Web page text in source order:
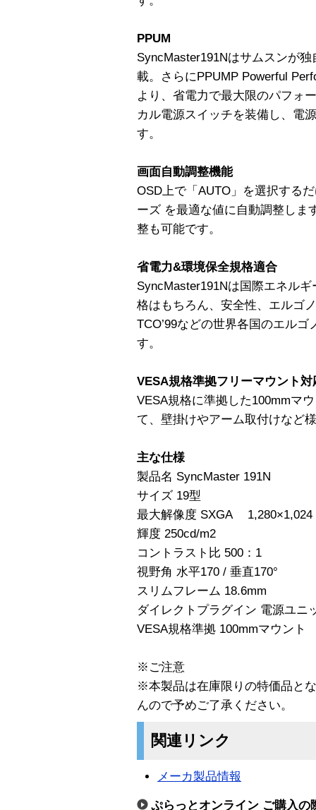
PPUM
SyncMaster191Nはサムスンが
載。さらにPPUMP Powerful
より、省電力で最大限のパフォ
カル電源スイッチを装備し、電
す。
画面自動調整機能
OSD上で「AUTO」を選択する
ーズ を最適な値に自動調整しま
整も可能です。
省電力&環境保全規格適合
SyncMaster191Nは国際エネル
格はもちろん、安全性、エルゴ
TCO’99などの世界各国のエル
す。
VESA規格準拠フリーマウント対
VESA規格に準拠した100mmマ
て、壁掛けやアーム取付けなど
主な仕様
製品名 SyncMaster 191N
サイズ 19型
最大解像度 SXGA 1,280×1,024
輝度 250cd/m2
コントラスト比 500：1
視野角 水平170 / 垂直170°
スリムフレーム 18.6mm
ダイレクトプラグイン 電源ユニ
VESA規格準拠 100mmマウント
※ご注意
※本製品は在庫限りの特価品と
んので予めご了承ください。
関連リンク
メーカ製品情報
ぷらっとオンライン ご購入の